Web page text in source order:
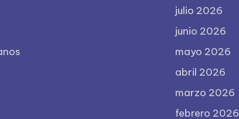
julio 2026
junio 2026
mayo 2026
abril 2026
marzo 2026
febrero 2026